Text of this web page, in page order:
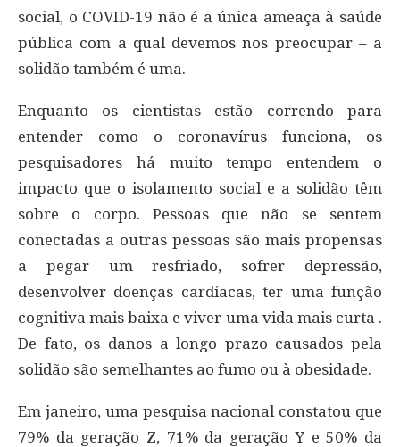
social, o COVID-19 não é a única ameaça à saúde
pública com a qual devemos nos preocupar – a
solidão também é uma.
Enquanto os cientistas estão correndo para
entender como o coronavírus funciona, os
pesquisadores há muito tempo entendem o
impacto que o isolamento social e a solidão têm
sobre o corpo. Pessoas que não se sentem
conectadas a outras pessoas são mais propensas
a pegar um resfriado, sofrer depressão,
desenvolver doenças cardíacas, ter uma função
cognitiva mais baixa e viver uma vida mais curta .
De fato, os danos a longo prazo causados ​​pela
solidão são semelhantes ao fumo ou à obesidade.
Em janeiro, uma pesquisa nacional constatou que
79% da geração Z, 71% da geração Y e 50% da